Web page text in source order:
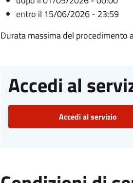
entro il 15/06/2026 - 23:59
Durata massima del procedimento
Accedi al
Accedi al servizio